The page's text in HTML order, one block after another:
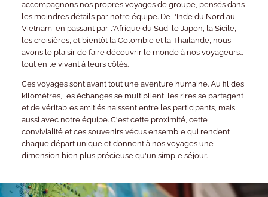
accompagnons nos propres voyages de groupe, pensés dans
les moindres détails par notre équipe. De l'Inde du Nord au
Vietnam, en passant par l'Afrique du Sud, le Japon, la Sicile,
les croisières, et bientôt la Colombie et la Thaïlande, nous
avons le plaisir de faire découvrir le monde à nos voyageurs…
tout en le vivant à leurs côtés.
Ces voyages sont avant tout une aventure humaine. Au fil des
kilomètres, les échanges se multiplient, les rires se partagent
et de véritables amitiés naissent entre les participants, mais
aussi avec notre équipe. C'est cette proximité, cette
convivialité et ces souvenirs vécus ensemble qui rendent
chaque départ unique et donnent à nos voyages une
dimension bien plus précieuse qu'un simple séjour.